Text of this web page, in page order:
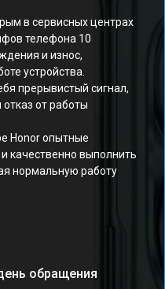
в сервисных центрах
телефона 10
и износ,
устройства.
прерывистый сигнал,
от работы
Honor опытные
качественно выполнить
нормальную работу
обращения